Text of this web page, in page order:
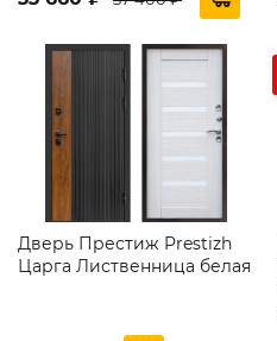
Дверь Престиж Prestizh
Царга Лиственница белая